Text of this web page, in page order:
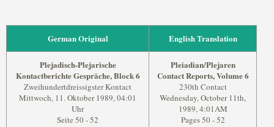
German Original English Translation
Plejadisch-Plejarische
Kontactberichte Gespräche, Block 6
Zweihundertdreissigster Kontact
Mittwoch, 11. Oktober 1989, 04:01
Uhr
Seite 50 - 52
Pleiadian/Plejaren
Contact Reports, Volume 6
230th Contact
Wednesday, October 11th,
1989, 4:01AM
Pages 50 - 52